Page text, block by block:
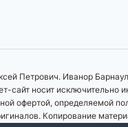
Петрович. Иванор
сайт носит исключительно
офертой, определяемой
Копирование